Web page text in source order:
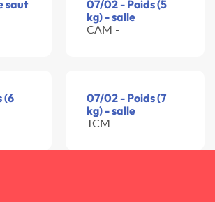
saut
07/02 - Poids (5
kg) - salle
CAM -
(6
07/02 - Poids (7
kg) - salle
TCM -